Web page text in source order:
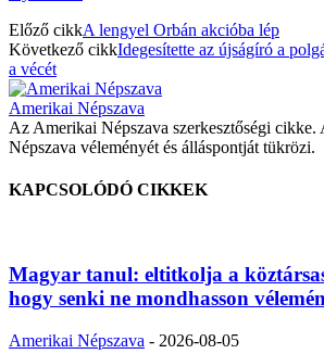
Előző cikkA lengyel Orbán akcióba lép
Következő cikkIdegesítette az újságíró a
a vécét
Amerikai Népszava
Az Amerikai Népszava szerkesztőségi cikke.
Népszava véleményét és álláspontját tükrözi.
KAPCSOLÓDÓ CIKKEK
Magyar tanul: eltitkolja a
hogy senki ne mondhasson
Amerikai Népszava - 2026-08-05